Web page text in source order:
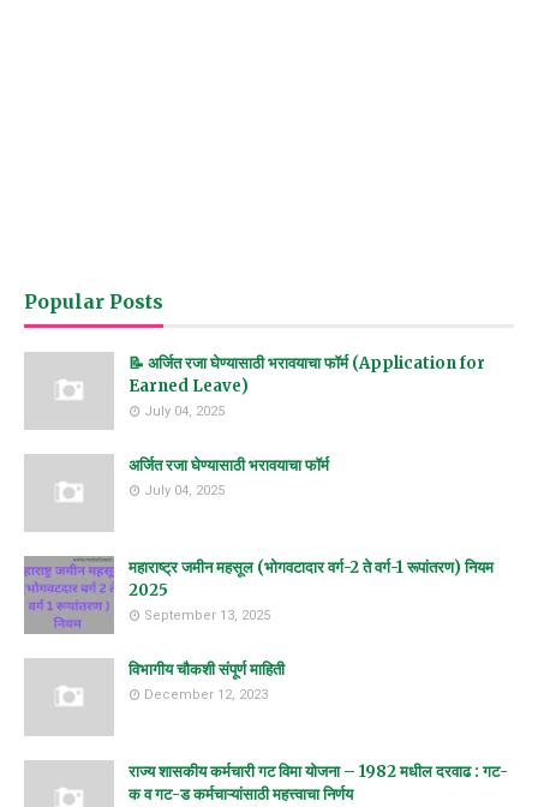
Popular Posts
📝 अर्जित रजा घेण्यासाठी भरावयाचा फॉर्म (Application for
Earned Leave)
July 04, 2025
अर्जित रजा घेण्यासाठी भरावयाचा फॉर्म
July 04, 2025
महाराष्ट्र जमीन महसूल (भोगवटादार वर्ग-2 ते वर्ग-1 रूपांतरण) नियम
2025
September 13, 2025
विभागीय चौकशी संपूर्ण माहिती
December 12, 2023
राज्य शासकीय कर्मचारी गट विमा योजना – 1982 मधील दरवाढ : गट-
क व गट-ड कर्मचाऱ्यांसाठी महत्त्वाचा निर्णय